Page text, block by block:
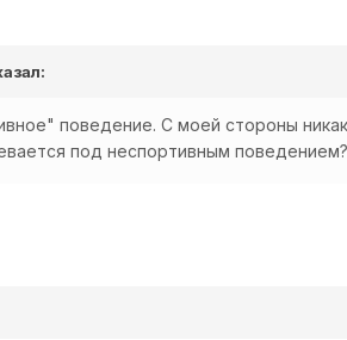
поведение. С моей стороны
под неспортивным поведением?